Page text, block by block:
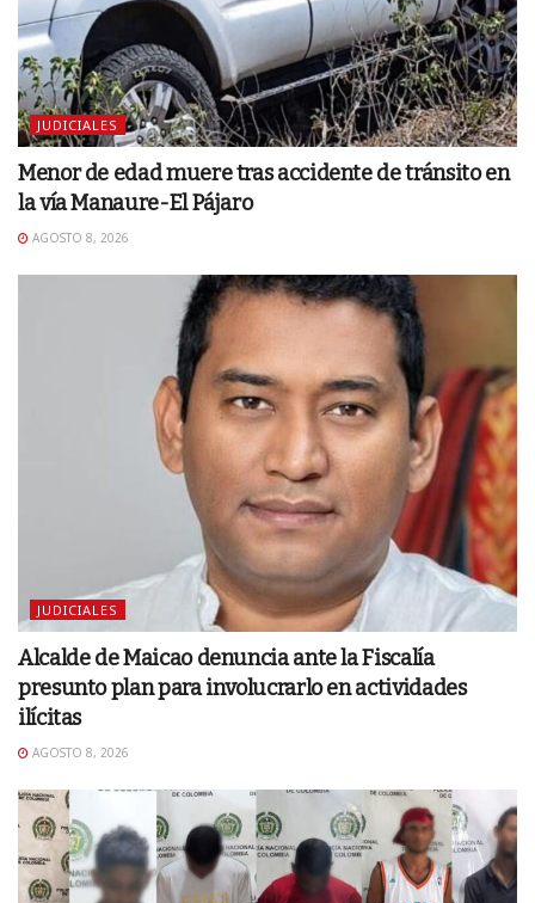
JUDICIALES
Menor de edad muere tras accidente de tránsito en
la vía Manaure-El Pájaro
AGOSTO 8, 2026
JUDICIALES
Alcalde de Maicao denuncia ante la Fiscalía
presunto plan para involucrarlo en actividades
ilícitas
AGOSTO 8, 2026